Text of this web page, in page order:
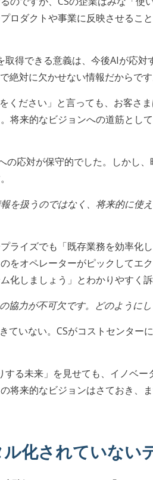
ロダクトや事業に反映させるこ
得できる意義は、今後AIが応
絶対に欠かせない情報だからです
ください」と言っても、お客さ
将来的なビジョンへの道筋とし
の応対が保守的でした。しかし
を扱うのではなく、将来的に使
ライズでも「既存業務を効率化
をオペレーターがピックしてエ
化しましょう」とわかりやすく
協力が不可欠です。どのように
ていない。CSがコストセンタ
る未来」を見せても、イノベ
将来的なビジョンはさておき、
化されていない